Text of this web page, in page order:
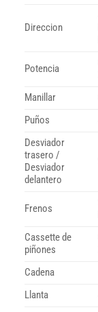
Direccion
Potencia
Manillar
Puños
Desviador
trasero /
Desviador
delantero
Frenos
Cassette de
piñones
Cadena
Llanta